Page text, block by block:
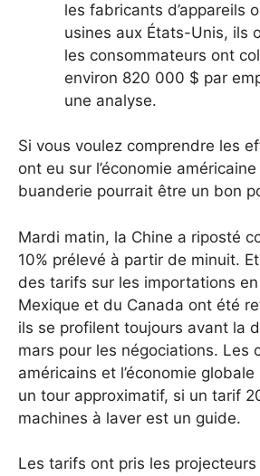
les fabricants d’appareils
usines aux États-Unis, ils
les consommateurs ont
environ 820 000 $ par
une analyse.
Si vous voulez comprendre les
ont eu sur l’économie
buanderie pourrait être un bon
Mardi matin, la Chine a riposté
10% prélevé à partir de minuit.
des tarifs sur les importations
Mexique et du Canada ont été
ils se profilent toujours avant la
mars pour les négociations. Les
américains et l’économie
un tour approximatif, si un tarif
machines à laver est un guide.
Les tarifs ont pris les